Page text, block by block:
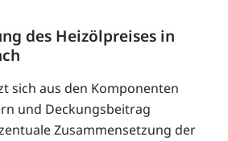
des Heizölpreises in
sich aus den Komponenten
und Deckungsbeitrag
Zusammensetzung der